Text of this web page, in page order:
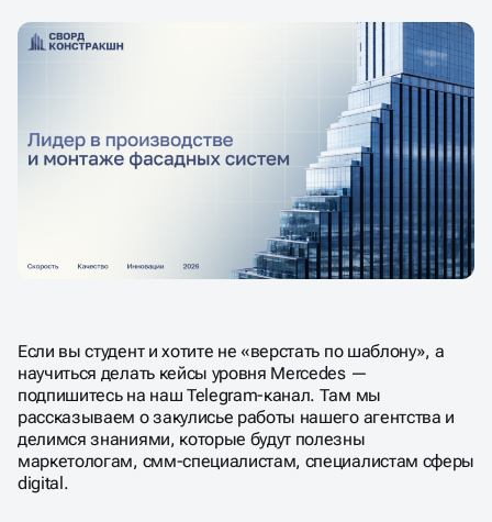
Если вы студент и хотите не «верстать по шаблону», а
научиться делать кейсы уровня Mercedes —
подпишитесь на наш Telegram-канал. Там мы
рассказываем о закулисье работы нашего агентства и
делимся знаниями, которые будут полезны
маркетологам, смм-специалистам, специалистам сферы
digital.